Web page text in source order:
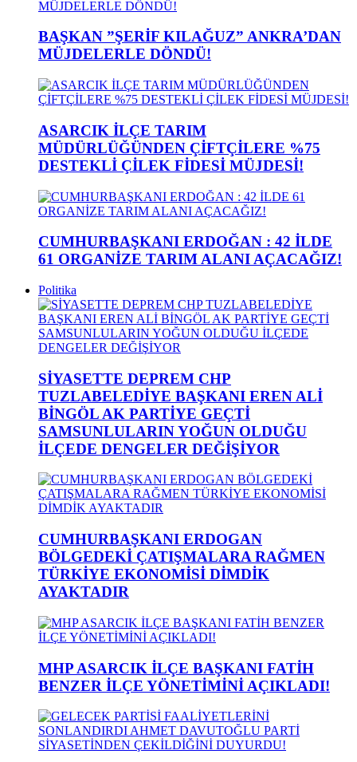
BAŞKAN ”ŞERİF KILAĞUZ” ANKRA’DAN
MÜJDELERLE DÖNDÜ!
ASARCIK İLÇE TARIM
MÜDÜRLÜĞÜNDEN ÇİFTÇİLERE %75
DESTEKLİ ÇİLEK FİDESİ MÜJDESİ!
CUMHURBAŞKANI ERDOĞAN : 42 İLDE
61 ORGANİZE TARIM ALANI AÇACAĞIZ!
Politika
SİYASETTE DEPREM CHP
TUZLABELEDİYE BAŞKANI EREN ALİ
BİNGÖL AK PARTİYE GEÇTİ
SAMSUNLULARIN YOĞUN OLDUĞU
İLÇEDE DENGELER DEĞİŞİYOR
CUMHURBAŞKANI ERDOGAN
BÖLGEDEKİ ÇATIŞMALARA RAĞMEN
TÜRKİYE EKONOMİSİ DİMDİK
AYAKTADIR
MHP ASARCIK İLÇE BAŞKANI FATİH
BENZER İLÇE YÖNETİMİNİ AÇIKLADI!